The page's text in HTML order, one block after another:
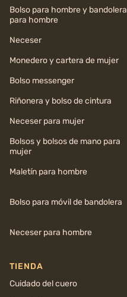
Bolso para hombre y bandolera
para hombre
Neceser
Monedero y cartera de mujer
Bolso messenger
Riñonera y bolso de cintura
Neceser para mujer
Bolsos y bolsos de mano para
mujer
Maletín para hombre
Bolso para móvil de bandolera
Neceser para hombre
TIENDA
Cuidado del cuero